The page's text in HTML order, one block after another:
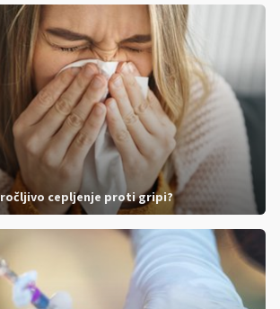
cepljenje proti gripi?